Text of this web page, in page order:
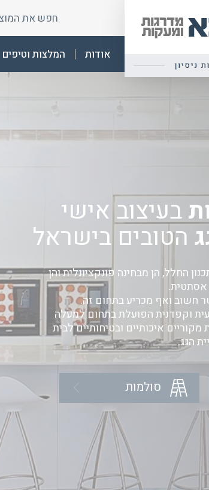
חפש
שלך
אודות המלצות וטיפים
בעיצוב אישי
הטובים בישראל
החלל, הן מבחינה פונקציונלית והן
אסתטית.
חשוב ואף מכריע בתחום זה.
וקפדנית הפועלת בתחום למעלה
מקוריים איכותיים ובטיחותיים לבית
הגג.
סולמות